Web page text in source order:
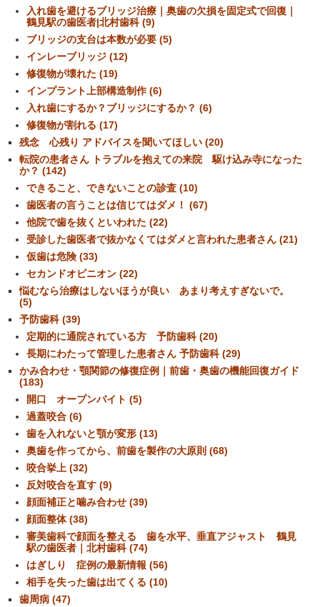
入れ歯を避けるブリッジ治療｜奥歯の欠損を固定式で回復｜
鶴見駅の歯医者|北村歯科 (9)
ブリッジの支台は本数が必要 (5)
インレーブリッジ (12)
修復物が壊れた (19)
インプラント上部構造制作 (6)
入れ歯にするか？ブリッジにするか？ (6)
修復物が割れる (17)
残念 心残り アドバイスを聞いてほしい (20)
転院の患者さん トラブルを抱えての来院 駆け込み寺になった
か？ (142)
できること、できないことの診査 (10)
歯医者の言うことは信じてはダメ！ (67)
他院で歯を抜くといわれた (22)
受診した歯医者で抜かなくてはダメと言われた患者さん (21)
仮歯は危険 (33)
セカンドオピニオン (22)
悩むなら治療はしないほうが良い あまり考えすぎないで。
(5)
予防歯科 (39)
定期的に通院されている方 予防歯科 (20)
長期にわたって管理した患者さん 予防歯科 (29)
かみ合わせ・顎関節の修復症例｜前歯・奥歯の機能回復ガイド
(183)
開口 オープンバイト (5)
過蓋咬合 (6)
歯を入れないと顎が変形 (13)
奥歯を作ってから、前歯を製作の大原則 (68)
咬合挙上 (32)
反対咬合を直す (9)
顔面補正と噛み合わせ (39)
顔面整体 (38)
審美歯科で顔面を整える 歯を水平、垂直アジャスト 鶴見
駅の歯医者｜北村歯科 (74)
はぎしり 症例の最新情報 (56)
相手を失った歯は出てくる (10)
歯周病 (47)